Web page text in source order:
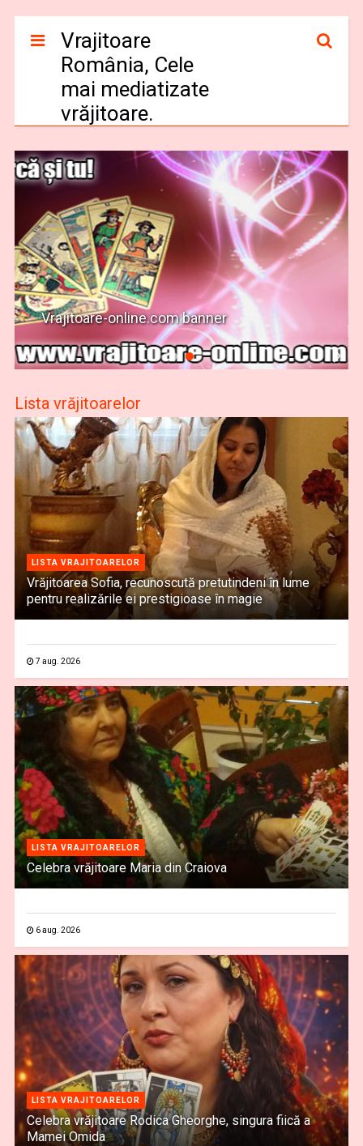
Vrajitoare
România, Cele
mai mediatizate
vrăjitoare.
Vrajitoare-online.com banner
Lista vrăjitoarelor
LISTA VRAJITOARELOR
Vrăjitoarea Sofia, recunoscută pretutindeni în lume
pentru realizările ei prestigioase în magie
7 aug. 2026
LISTA VRAJITOARELOR
Celebra vrăjitoare Maria din Craiova
6 aug. 2026
LISTA VRAJITOARELOR
Celebra vrăjitoare Rodica Gheorghe, singura fiică a
Mamei Omida